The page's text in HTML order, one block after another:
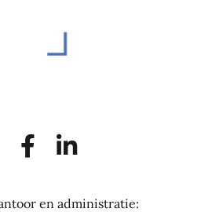
en administratie: